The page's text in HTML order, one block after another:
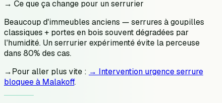
→ Ce que ça change pour un serrurier
Beaucoup d'immeubles anciens — serrures à goupilles
classiques + portes en bois souvent dégradées par
l'humidité. Un serrurier expérimenté évite la perceuse
dans 80% des cas.
→Pour aller plus vite : → Intervention urgence serrure
bloquee à Malakoff.